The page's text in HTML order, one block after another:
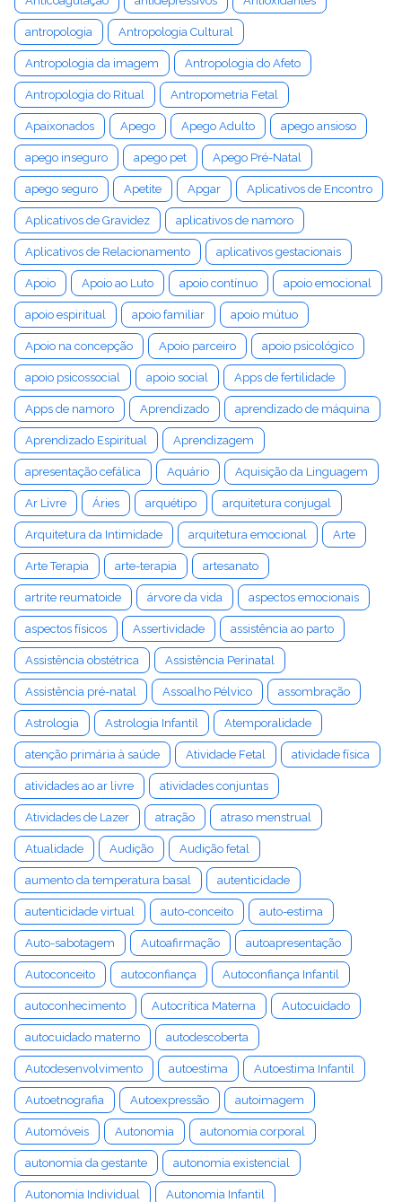
antropologia Antropologia Cultural
Antropologia da imagem Antropologia do Afeto
Antropologia do Ritual Antropometria Fetal
Apaixonados Apego Apego Adulto apego ansioso
apego inseguro apego pet Apego Pré-Natal
apego seguro Apetite Apgar Aplicativos de Encontro
Aplicativos de Gravidez aplicativos de namoro
Aplicativos de Relacionamento aplicativos gestacionais
Apoio Apoio ao Luto apoio contínuo apoio emocional
apoio espiritual apoio familiar apoio mútuo
Apoio na concepção Apoio parceiro apoio psicológico
apoio psicossocial apoio social Apps de fertilidade
Apps de namoro Aprendizado aprendizado de máquina
Aprendizado Espiritual Aprendizagem
apresentação cefálica Aquário Aquisição da Linguagem
Ar Livre Áries arquétipo arquitetura conjugal
Arquitetura da Intimidade arquitetura emocional Arte
Arte Terapia arte-terapia artesanato
artrite reumatoide árvore da vida aspectos emocionais
aspectos físicos Assertividade assistência ao parto
Assistência obstétrica Assistência Perinatal
Assistência pré-natal Assoalho Pélvico assombração
Astrologia Astrologia Infantil Atemporalidade
atenção primária à saúde Atividade Fetal atividade física
atividades ao ar livre atividades conjuntas
Atividades de Lazer atração atraso menstrual
Atualidade Audição Audição fetal
aumento da temperatura basal autenticidade
autenticidade virtual auto-conceito auto-estima
Auto-sabotagem Autoafirmação autoapresentação
Autoconceito autoconfiança Autoconfiança Infantil
autoconhecimento Autocrítica Materna Autocuidado
autocuidado materno autodescoberta
Autodesenvolvimento autoestima Autoestima Infantil
Autoetnografia Autoexpressão autoimagem
Automóveis Autonomia autonomia corporal
autonomia da gestante autonomia existencial
Autonomia Individual Autonomia Infantil